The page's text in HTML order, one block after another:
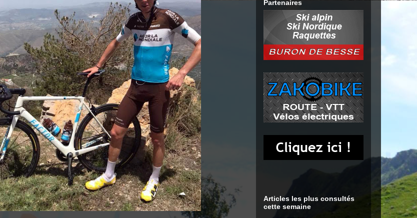
Partenaires
Articles les plus consultés
cette semaine